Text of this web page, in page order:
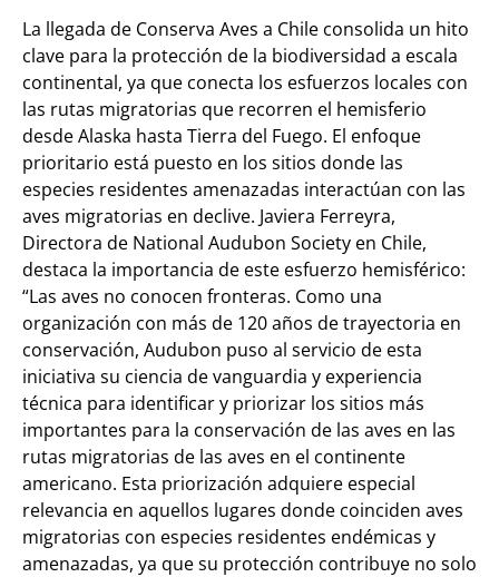
La llegada de Conserva Aves a Chile consolida un hito
clave para la protección de la biodiversidad a escala
continental, ya que conecta los esfuerzos locales con
las rutas migratorias que recorren el hemisferio
desde Alaska hasta Tierra del Fuego. El enfoque
prioritario está puesto en los sitios donde las
especies residentes amenazadas interactúan con las
aves migratorias en declive. Javiera Ferreyra,
Directora de National Audubon Society en Chile,
destaca la importancia de este esfuerzo hemisférico:
“Las aves no conocen fronteras. Como una
organización con más de 120 años de trayectoria en
conservación, Audubon puso al servicio de esta
iniciativa su ciencia de vanguardia y experiencia
técnica para identificar y priorizar los sitios más
importantes para la conservación de las aves en las
rutas migratorias de las aves en el continente
americano. Esta priorización adquiere especial
relevancia en aquellos lugares donde coinciden aves
migratorias con especies residentes endémicas y
amenazadas, ya que su protección contribuye no solo